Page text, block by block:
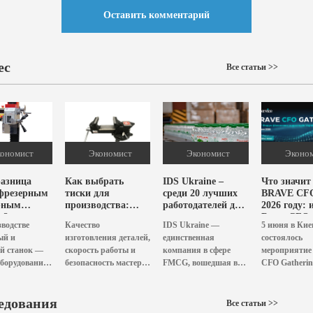
Оставить комментарий
Все статьи >>
1 208
и
станок —
Экономист 839
Как выбрать
тиски для
производства:
рекомендации?
Качество
изготовления деталей,
скорость работы и
безопасность мастера
Экономист
IDS Ukraine –
среди 20 лучших
работодателей для
IDS Ukraine —
единственная
компания в сфере
FMCG, вошедшая в
ветеранов по версии
Что
BRAVE
2026 году:
Brave CFO
Gathering
5 июня в
состоялось
мероприятие
CFO
Ukrainian
Все статьи >>